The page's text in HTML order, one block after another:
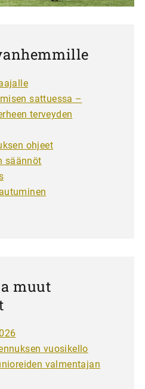
sattuessa –
terveyden
ohjeet
säännöt
muut
vuosikello
valmentajan